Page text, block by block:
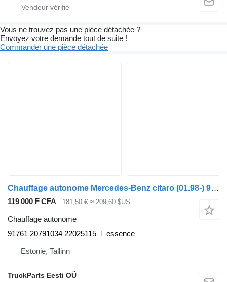
Vous ne trouvez pas une pièce détachée ?
Envoyez votre demande tout de suite !
Commander une pièce détachée
Chauffage autonome Mercedes-Benz citaro (01.98-) 91761 pour Mercedes-Benz Bus II (1996-)
119 000 F CFA 181,50 € ≈ 209,60 $US
Chauffage autonome
91761 20791034 22025115
essence
Estonie, Tallinn
TruckParts Eesti OÜ